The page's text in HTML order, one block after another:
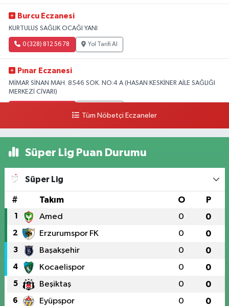
Burcu Eczanesi
KURTULUŞ SAĞLIK OCAĞI YANI
0 (328) 812 56 78 Yol Tarifi Al
Pınar Eczanesi
MİMAR SİNAN MAH. 8546 SOK. NO:4 A (HASAN KESKİNER AİLE SAĞLIĞI
MERKEZİ CİVARI)
Tüm Nöbetçi Eczaneler
Süper Lig Puan Durumu
Süper Lig
# Takım O P
1 Amed 0 0
2 Erzurumspor FK 0 0
3 Başakşehir 0 0
4 Kocaelispor 0 0
5 Beşiktaş 0 0
6 Eyüpspor 0 0